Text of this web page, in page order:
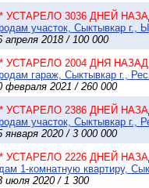
УСТАРЕЛО 3036 ДНЕЙ
участок, Сыктывкар г.,
апреля 2018 / 100 000
УСТАРЕЛО 2004 ДНЯ НАЗАД
гараж, Сыктывкар г.,
февраля 2021 / 260 000
УСТАРЕЛО 2386 ДНЕЙ
участок, Сыктывкар г.,
января 2020 / 3 000 000
УСТАРЕЛО 2226 ДНЕЙ
1-комнатную квартиру,
июля 2020 / 1 300